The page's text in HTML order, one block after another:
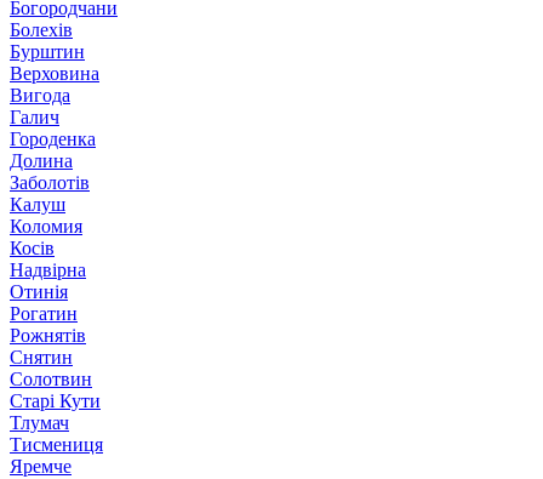
Богородчани
Болехів
Бурштин
Верховина
Вигода
Галич
Городенка
Долина
Заболотів
Калуш
Коломия
Косів
Надвірна
Отинія
Рогатин
Рожнятів
Снятин
Солотвин
Старі Кути
Тлумач
Тисмениця
Яремче